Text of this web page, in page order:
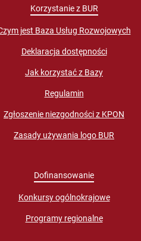
Korzystanie z BUR
jest Baza Usług Rozwojowych
Deklaracja dostępności
Jak korzystać z Bazy
Regulamin
Zgłoszenie niezgodności z KPON
Zasady używania logo BUR
Dofinansowanie
Konkursy ogólnokrajowe
Programy regionalne